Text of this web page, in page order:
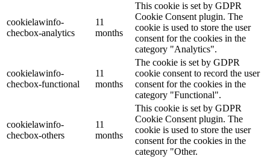
cookielawinfo-
checbox-analytics
11
months
This cookie is set by GDPR
Cookie Consent plugin. The
cookie is used to store the user
consent for the cookies in the
category "Analytics".
cookielawinfo-
checbox-functional
11
months
The cookie is set by GDPR
cookie consent to record the user
consent for the cookies in the
category "Functional".
cookielawinfo-
checbox-others
11
months
This cookie is set by GDPR
Cookie Consent plugin. The
cookie is used to store the user
consent for the cookies in the
category "Other.